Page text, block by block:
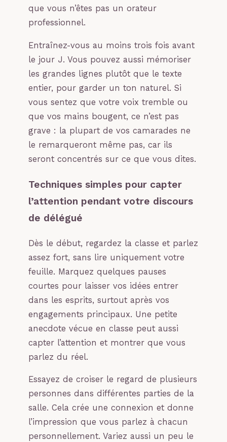
que vous n’êtes pas un orateur
professionnel.
Entraînez-vous au moins trois fois avant
le jour J. Vous pouvez aussi mémoriser
les grandes lignes plutôt que le texte
entier, pour garder un ton naturel. Si
vous sentez que votre voix tremble ou
que vos mains bougent, ce n’est pas
grave : la plupart de vos camarades ne
le remarqueront même pas, car ils
seront concentrés sur ce que vous dites.
Techniques simples pour capter
l’attention pendant votre discours
de délégué
Dès le début, regardez la classe et parlez
assez fort, sans lire uniquement votre
feuille. Marquez quelques pauses
courtes pour laisser vos idées entrer
dans les esprits, surtout après vos
engagements principaux. Une petite
anecdote vécue en classe peut aussi
capter l’attention et montrer que vous
parlez du réel.
Essayez de croiser le regard de plusieurs
personnes dans différentes parties de la
salle. Cela crée une connexion et donne
l’impression que vous parlez à chacun
personnellement. Variez aussi un peu le